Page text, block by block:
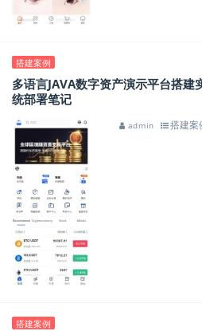
搭建案例
多语言JAVA数字资产演示平台搭
统部署笔记
admin 搭建案
搭建案例